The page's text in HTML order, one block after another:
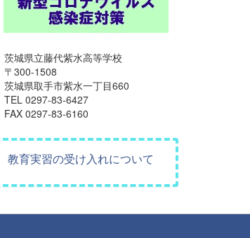
茨城県立藤代紫水高等学校
〒300-1508
茨城県取手市紫水一丁目660
TEL 0297-83-6427
FAX 0297-83-6160
教育実習の受け入れについて